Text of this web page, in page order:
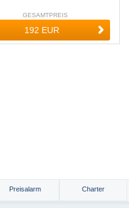
GESAMTPREIS
Preisalarm Charter